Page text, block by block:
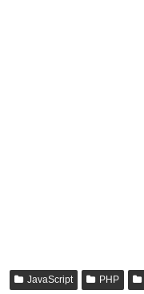
JavaScript PHP